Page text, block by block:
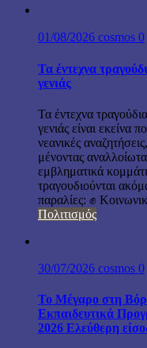
01/08/2026 cosmos 0
Τα έντεχνα
γενιάς
Τα έντεχνα
γενιάς είναι εκείνα
νεανικές
μένοντας
εμβληματικά
τραγουδιούνται
παραλίες: ✊
Πολιτισμός
30/07/2026 cosmos 0
Το Μέγαρο στη
Εκπαιδευτικά
2026 Ελεύθερη